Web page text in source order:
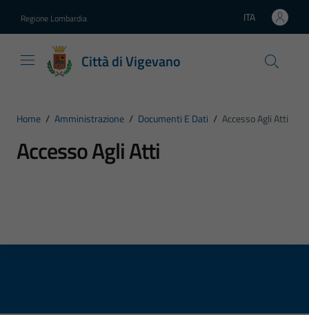
Regione Lombardia Lingua attiva:
ITA
Città di Vigevano
Home / Amministrazione / Documenti E Dati / Accesso Agli Atti
Accesso Agli Atti